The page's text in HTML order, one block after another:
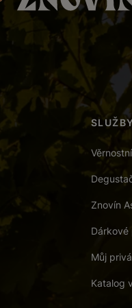
SLUŽBY
Znovín
Dárkové
Můj
Katalog